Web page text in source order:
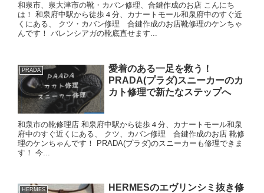
和泉市、泉大津市の靴・カバン修理、合鍵作成のお店 こんにち
は！ 和泉府中駅から徒歩４分、カナートモール和泉府中のすぐ近
くにある、 クツ・カバン修理 合鍵作成のお店靴修理のケンちゃ
んです！ バレンシアガの靴底直せます...
PRADA
愛着のある一足を救う！
PRADA(プラダ)スニーカーのカ
カト修理で新たなステップへ
和泉市の靴修理店 和泉府中駅から徒歩４分、カナートモール和泉
府中のすぐ近くにある、 クツ、カバン修理 合鍵作成のお店 靴修
理のケンちゃんです！ PRADA(プラダ)のスニーカーも修理できま
す！ 今...
HERMES
HERMESのエヴリンシミ抜き修